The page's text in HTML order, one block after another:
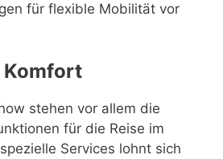
für flexible Mobilität vor
Komfort
stehen vor allem die
für die Reise im
Services lohnt sich